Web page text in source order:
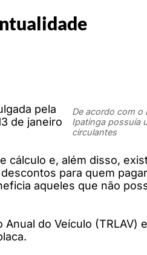
De acordo com o
Ipatinga possuía
circulantes
pela
de janeiro
cálculo e, além disso,
para quem
aqueles que não
do Veículo (TRLAV)